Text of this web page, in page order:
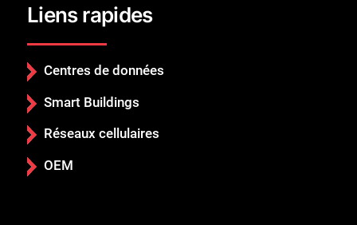
Liens rapides
Centres de données
Smart Buildings
Réseaux cellulaires
OEM